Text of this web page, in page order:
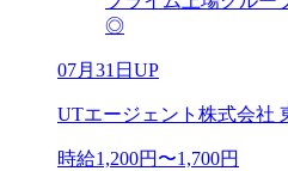
◎
07月31日UP
UTエージェント株式会社
時給1,200円〜1,700円